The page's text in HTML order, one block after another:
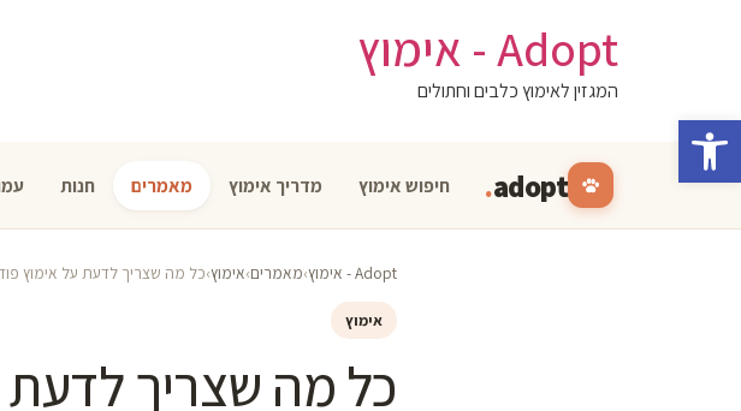
פתח סרגל נגישות
Adopt - אימוץ
המגזין לאימוץ כלבים וחתולים
adopt
. חיפוש אימוץ מדריך אימוץ מאמרים חנות
Adopt - אימוץ ›מאמרים›אימוץ›כל מה שצריך לדעת על אימוץ
אימוץ
כל מה שצריך לדעת